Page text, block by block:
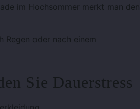
im Hochsommer merkt man den
Regen oder nach einem
Sie Dauerstress